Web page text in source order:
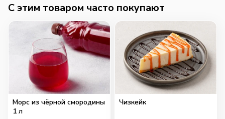
C этим товаром часто покупают
Морс из чёрной смородины
1 л
Чизкейк